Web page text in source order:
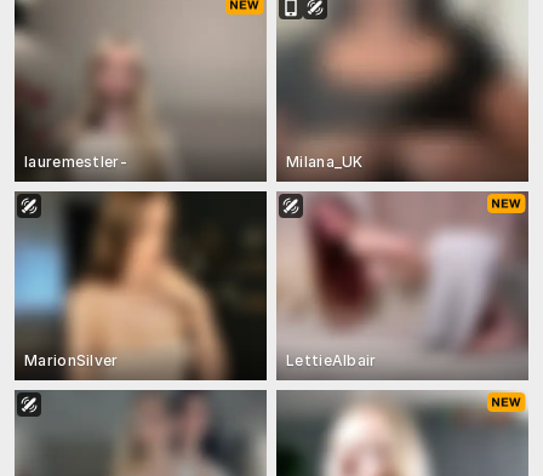
lauremestler- Milana_UK
MarionSilver LettieAlbair